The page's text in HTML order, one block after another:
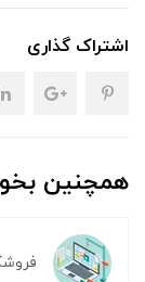
اشتراک گذاری
همچنین